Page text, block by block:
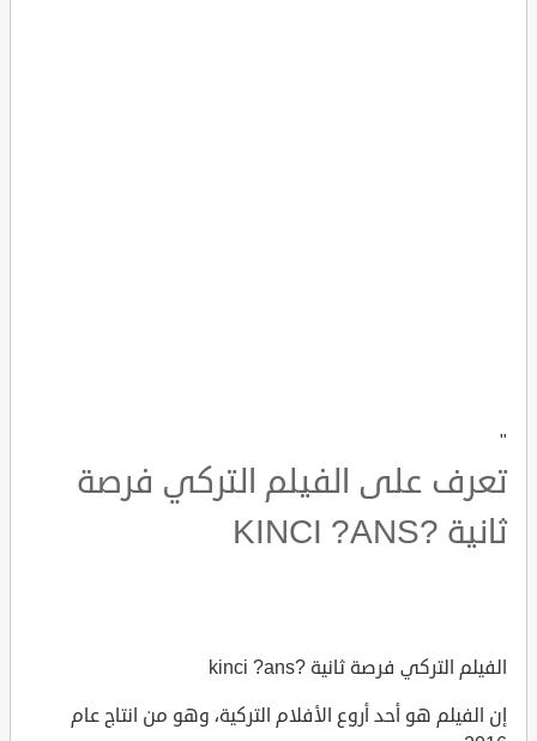
"
تعرف على الفيلم التركي فرصة
ثانية ?KINCI ?ANS
الفيلم التركي فرصة ثانية ?kinci ?ans
إن الفيلم هو أحد أروع الأفلام التركية، وهو من انتاج عام